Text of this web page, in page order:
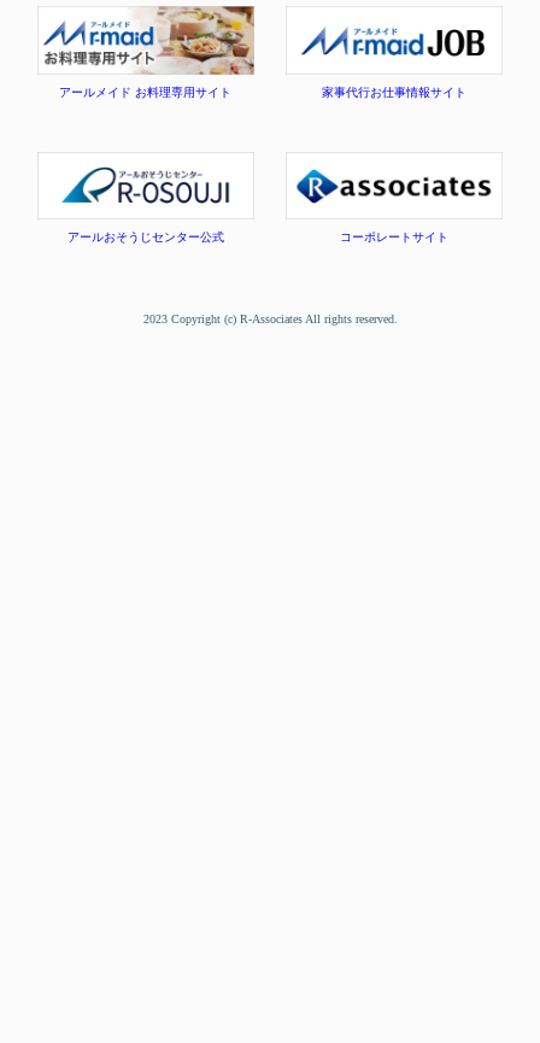
アールメイド お料理専用サイト 家事代行お仕事情報サイト
アールおそうじセンター公式 コーポレートサイト
2023 Copyright (c) R-Associates All rights reserved.